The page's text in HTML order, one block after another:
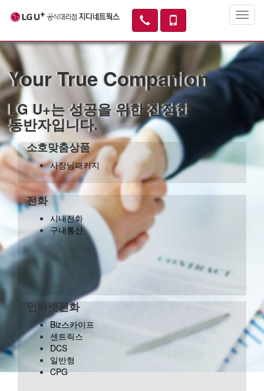
Your True Companion
LG U+는 성공을 위한 진정한
동반자입니다.
소호맞춤상품
사장님패키지
전화
시내전화
구내통신
인터넷전화
Biz스카이프
센트릭스
DCS
일반형
CPG